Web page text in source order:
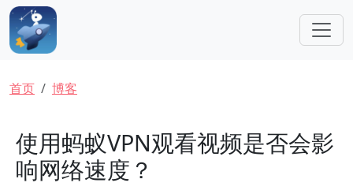
跳转到主要内容
面包屑
首页 博客
使用蚂蚁VPN观看视频是否会影
响网络速度？